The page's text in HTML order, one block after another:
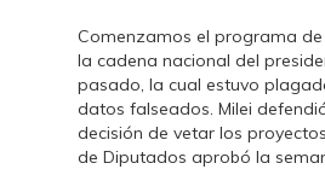
Comenzamos el programa
la cadena nacional del
pasado, la cual estuvo
datos falseados. Milei
decisión de vetar los
de Diputados aprobó la